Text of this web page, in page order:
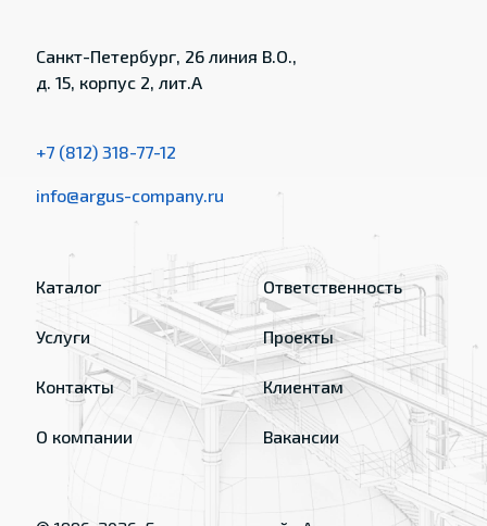
Санкт-Петербург, 26 линия В.О.,
д. 15, корпус 2, лит.А
+7 (812) 318-77-12
info@argus-company.ru
Каталог
Услуги
Контакты
О компании
Ответственность
Проекты
Клиентам
Вакансии